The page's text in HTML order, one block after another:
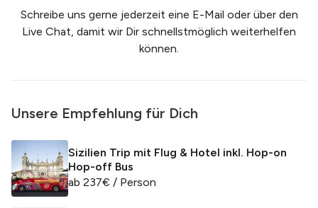
Schreibe uns gerne jederzeit eine E-Mail oder über den
Live Chat, damit wir Dir schnellstmöglich weiterhelfen
können.
Unsere Empfehlung für Dich
Sizilien Trip mit Flug & Hotel inkl. Hop-on
Hop-off Bus
ab 237€ / Person